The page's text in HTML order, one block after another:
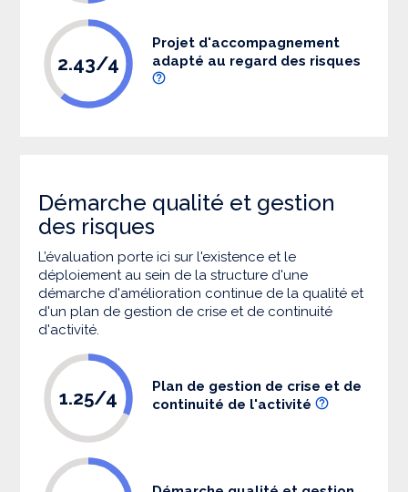
2.43/4
Projet d'accompagnement
adapté au regard des risques
Démarche qualité et gestion
des risques
L’évaluation porte ici sur l'existence et le
déploiement au sein de la structure d'une
démarche d'amélioration continue de la qualité et
d'un plan de gestion de crise et de continuité
d'activité.
1.25/4
Plan de gestion de crise et de
continuité de l'activité